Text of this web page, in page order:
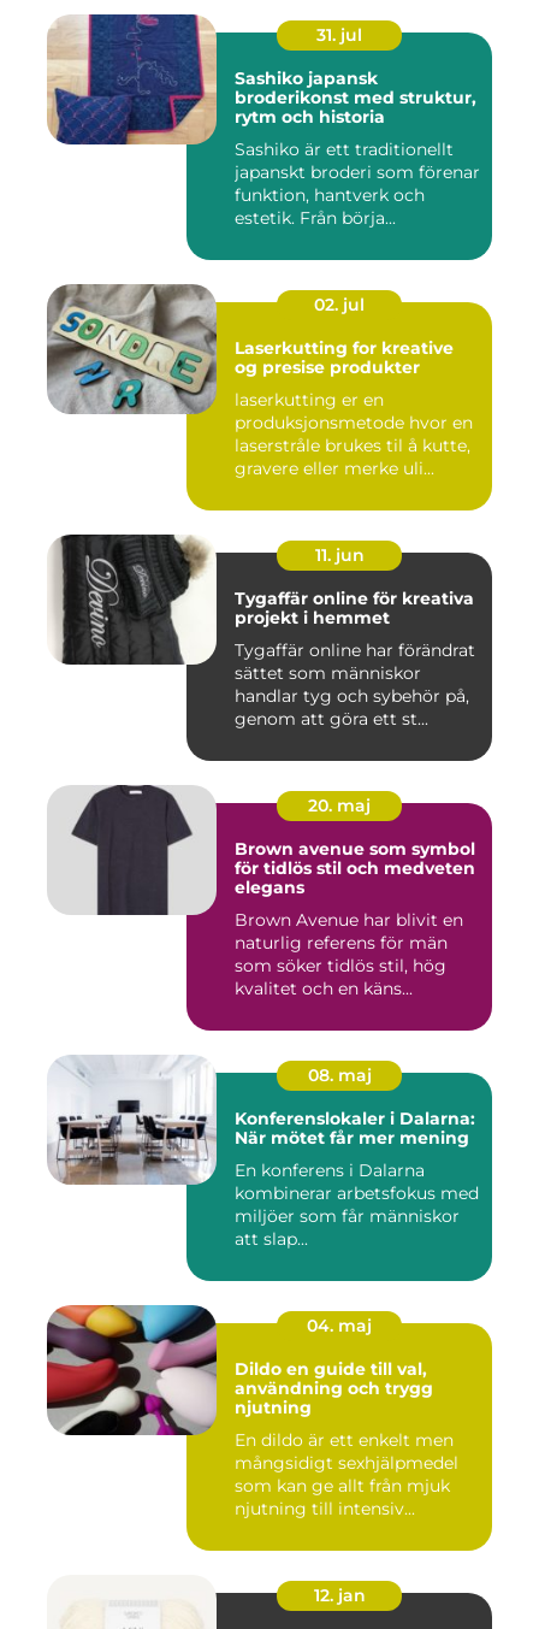
31. jul
Sashiko japansk
broderikonst med struktur,
rytm och historia
Sashiko är ett traditionellt
japanskt broderi som förenar
funktion, hantverk och
estetik. Från börja...
02. jul
Laserkutting for kreative
og presise produkter
laserkutting er en
produksjonsmetode hvor en
laserstråle brukes til å kutte,
gravere eller merke uli...
11. jun
Tygaffär online för kreativa
projekt i hemmet
Tygaffär online har förändrat
sättet som människor
handlar tyg och sybehör på,
genom att göra ett st...
20. maj
Brown avenue som symbol
för tidlös stil och medveten
elegans
Brown Avenue har blivit en
naturlig referens för män
som söker tidlös stil, hög
kvalitet och en käns...
08. maj
Konferenslokaler i Dalarna:
När mötet får mer mening
En konferens i Dalarna
kombinerar arbetsfokus med
miljöer som får människor
att slap...
04. maj
Dildo en guide till val,
användning och trygg
njutning
En dildo är ett enkelt men
mångsidigt sexhjälpmedel
som kan ge allt från mjuk
njutning till intensiv...
12. jan